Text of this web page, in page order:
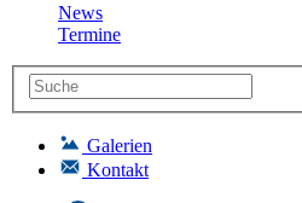
News
Termine
Galerien
Kontakt